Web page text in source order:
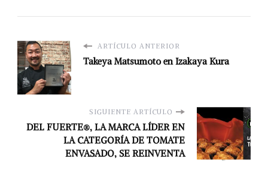
ARTÍCULO ANTERIOR
Takeya Matsumoto en Izakaya Kura
SIGUIENTE ARTÍCULO
DEL FUERTE®, LA MARCA LÍDER EN
LA CATEGORÍA DE TOMATE
ENVASADO, SE REINVENTA